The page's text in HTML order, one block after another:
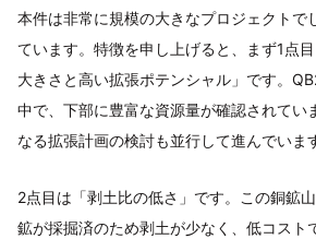
本件は非常に規模の大きなプロジェクトで
ています。特徴を申し上げると、まず1点
大きさと高い拡張ポテンシャル」です。
中で、下部に豊富な資源量が確認されてい
なる拡張計画の検討も並行して進んでいま
2点目は「剥土比の低さ」です。この銅鉱
鉱が採掘済のため剥土が少なく、低コスト